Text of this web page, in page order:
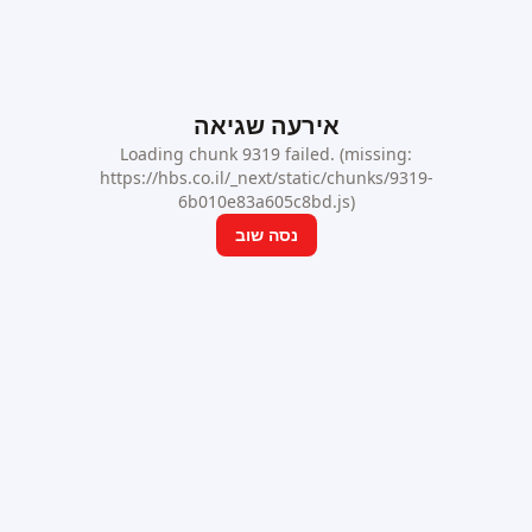
אירעה שגיאה
Loading chunk 9319 failed. (missing:
https://hbs.co.il/_next/static/chunks/9319-
6b010e83a605c8bd.js)